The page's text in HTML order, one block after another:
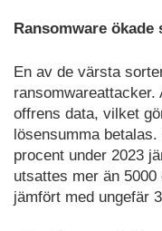
Ransomware ökade
En av de värsta
offrens data, vilket
lösensumma
procent under 2023
utsattes mer än
jämfört med ungefär